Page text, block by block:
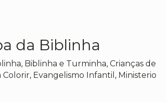
da Biblinha
, Biblinha e Turminha, Crianças de
Colorir, Evangelismo Infantil , Ministerio